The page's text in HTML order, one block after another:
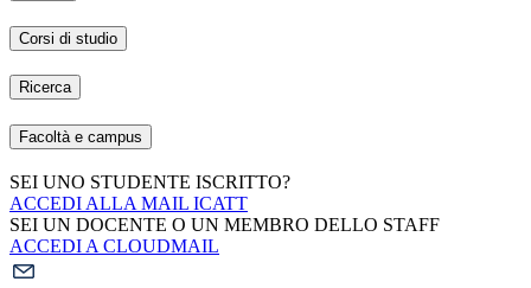
Corsi di studio
Ricerca
Facoltà e campus
SEI UNO STUDENTE ISCRITTO?
ACCEDI ALLA MAIL ICATT
SEI UN DOCENTE O UN MEMBRO DELLO STAFF
ACCEDI A CLOUDMAIL